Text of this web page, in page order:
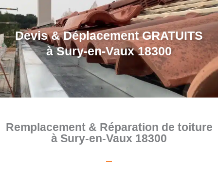
Devis & Déplacement GRATUITS
à Sury-en-Vaux 18300
Remplacement & Réparation de toiture
à Sury-en-Vaux 18300